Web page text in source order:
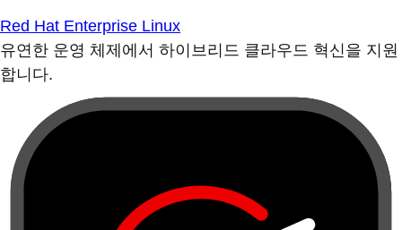
Red Hat Enterprise Linux
유연한 운영 체제에서 하이브리드 클라우드 혁신을 지원
합니다.